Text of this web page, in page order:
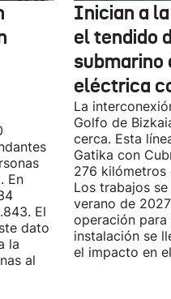
En
El
dato
la
al
Inician a
el tendido
submarino
eléctrica
La
Golfo de
cerca. Esta
Gatika con
276 kilómetros
Los trabajos se
verano de
operación para
instalación se
el impacto en